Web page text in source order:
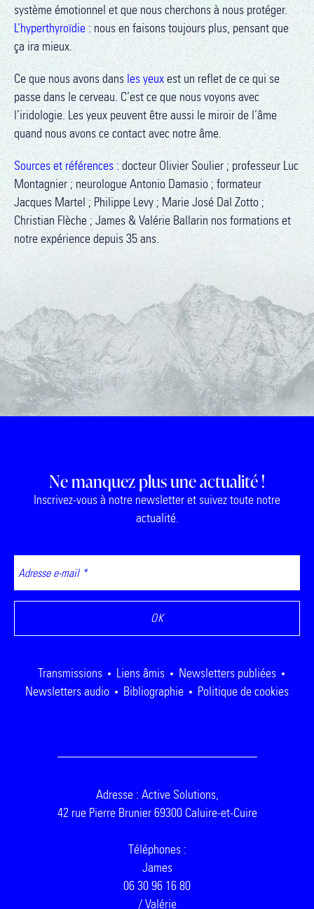
système émotionnel et que nous cherchons à nous protéger.
L’hyperthyroïdie : nous en faisons toujours plus, pensant que
ça ira mieux.
Ce que nous avons dans les yeuxest un reflet de ce qui se
passe dans le cerveau. C’est ce que nous voyons avec
l’iridologie. Les yeux peuvent être aussi le miroir de l’âme
quand nous avons ce contact avec notre âme.
Sources et références : docteur Olivier Soulier ; professeur Luc
Montagnier ; neurologue Antonio Damasio ; formateur
Jacques Martel ; Philippe Levy ; Marie José Dal Zotto ;
Christian Flèche ; James & Valérie Ballarin nos formations et
notre expérience depuis 35 ans.
Ne manquez plus une actualité !
Inscrivez-vous à notre newsletter et suivez toute notre
actualité.
Transmissions Liens âmis
Newsletters publiées
Newsletters audio
Bibliographie Politique de cookies
Adresse : Active Solutions,
42 rue Pierre Brunier 69300 Caluire-et-Cuire
Téléphones :
James
06 30 96 16 80
/ Valérie